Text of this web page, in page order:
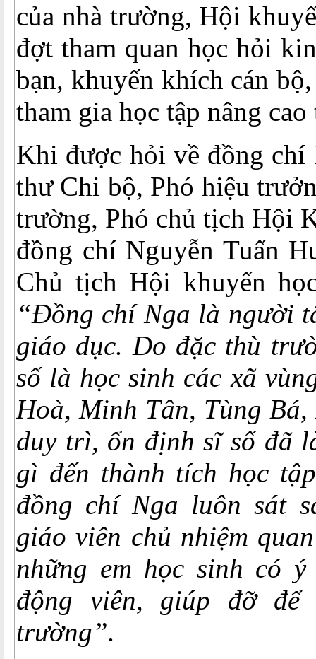
của nhà trường, Hội
đợt tham quan học hỏi
bạn, khuyến khích cán
tham gia học tập nâng
Khi được hỏi về đồng
thư Chi bộ, Phó hiệu
trường, Phó chủ tịch Hội
đồng chí Nguyễn Tuấn
Chủ tịch Hội khuyến
“Đồng chí Nga là người
giáo dục. Do đặc thù
số là học sinh các xã
Hoà, Minh Tân, Tùng Bá,
duy trì, ổn định sĩ số đã
gì đến thành tích học
đồng chí Nga luôn sát
giáo viên chủ nhiệm
những em học sinh có
động viên, giúp đỡ để
trường”.